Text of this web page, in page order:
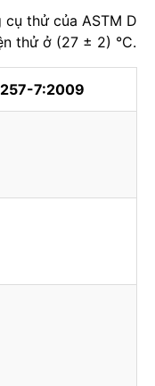
thử của ASTM D
thử ở (27 ± 2) °C.
7:2009